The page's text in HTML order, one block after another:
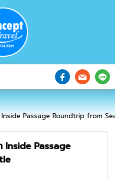
Inside Passage Roundtrip from
Inside Passage